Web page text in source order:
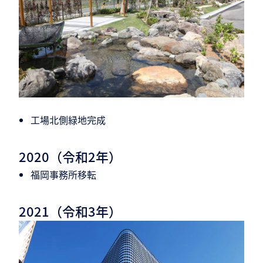
工場北側緑地完成
2020（令和2年）
福岡事務所移転
2021（令和3年）